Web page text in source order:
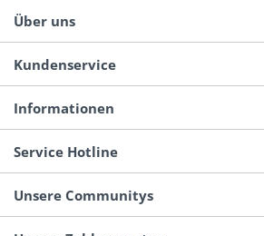
Über uns
Kundenservice
Informationen
Service Hotline
Unsere Communitys